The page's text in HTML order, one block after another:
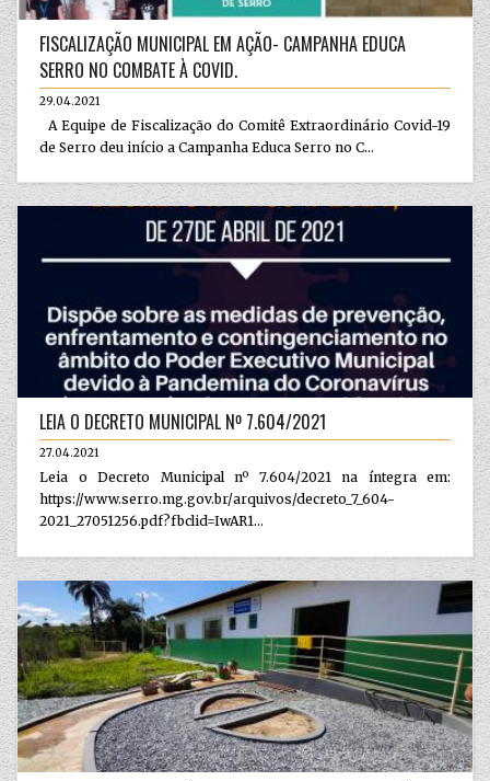
FISCALIZAÇÃO MUNICIPAL EM AÇÃO- CAMPANHA EDUCA
SERRO NO COMBATE À COVID.
29.04.2021
A Equipe de Fiscalização do Comitê Extraordinário Covid-19
de Serro deu início a Campanha Educa Serro no C...
LEIA O DECRETO MUNICIPAL Nº 7.604/2021
27.04.2021
Leia o Decreto Municipal nº 7.604/2021 na íntegra em:
https://www.serro.mg.gov.br/arquivos/decreto_7_604-
2021_27051256.pdf?fbclid=IwAR1...